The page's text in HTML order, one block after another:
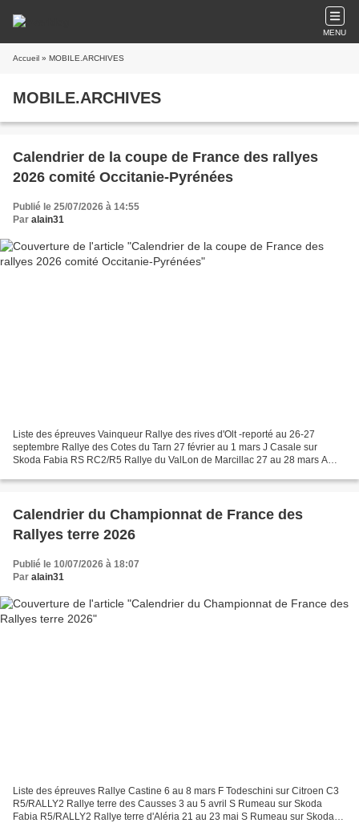
MENU
Accueil » MOBILE.ARCHIVES
MOBILE.ARCHIVES
Calendrier de la coupe de France des rallyes
2026 comité Occitanie-Pyrénées
Publié le 25/07/2026 à 14:55
Par alain31
Liste des épreuves Vainqueur Rallye des rives d'Olt -reporté au 26-27
septembre Rallye des Cotes du Tarn 27 février au 1 mars J Casale sur
Skoda Fabia RS RC2/R5 Rallye du ValLon de Marcillac 27 au 28 mars A
Calendrier du Championnat de France des
Rallyes terre 2026
Publié le 10/07/2026 à 18:07
Par alain31
Liste des épreuves Rallye Castine 6 au 8 mars F Todeschini sur Citroen C3
R5/RALLY2 Rallye terre des Causses 3 au 5 avril S Rumeau sur Skoda
Fabia R5/RALLY2 Rallye terre d'Aléria 21 au 23 mai S Rumeau sur Skoda